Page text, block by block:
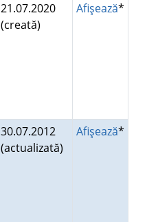
21.07.2020
(creată)
Afişează*
30.07.2012
(actualizată)
Afişează*